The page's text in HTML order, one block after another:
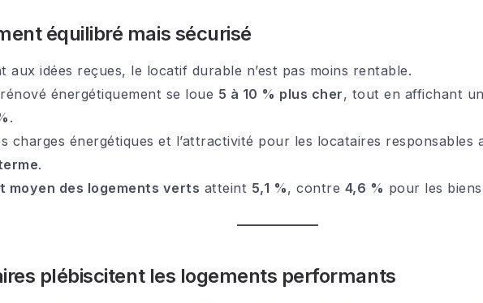
équilibré mais sécurisé
aux idées reçues, le locatif durable n’est pas moins rentable.
énergétiquement se loue 5 à 10 % plus cher, tout en affichant
.
charges énergétiques et l’attractivité pour les locataires responsables
.
moyen des logements verts atteint 5,1 %, contre 4,6 % pour les
plébiscitent les logements performants